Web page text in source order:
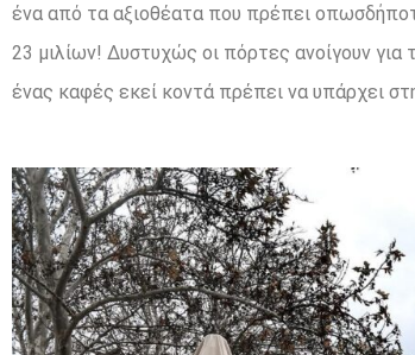
ένα από τα αξιοθέατα που πρέπει
23 μιλίων! Δυστυχώς οι πόρτες ανοίγουν
ένας καφές εκεί κοντά πρέπει να υπάρχει